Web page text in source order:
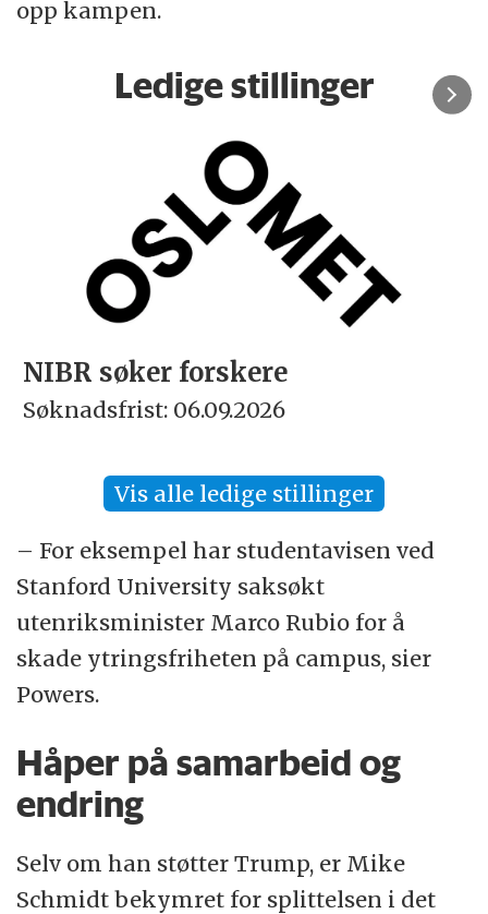
opp kampen.
Ledige stillinger
NIBR søker forskere
Søknadsfrist: 06.09.2026
Vis alle ledige stillinger
– For eksempel har studentavisen ved
Stanford University saksøkt
utenriksminister Marco Rubio for å
skade ytringsfriheten på campus, sier
Powers.
Håper på samarbeid og
endring
Selv om han støtter Trump, er Mike
Schmidt bekymret for splittelsen i det